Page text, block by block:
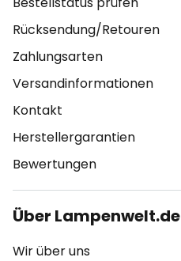
Rücksendung/Retouren
Zahlungsarten
Versandinformationen
Kontakt
Herstellergarantien
Bewertungen
Über Lampenwelt.de
Wir über uns